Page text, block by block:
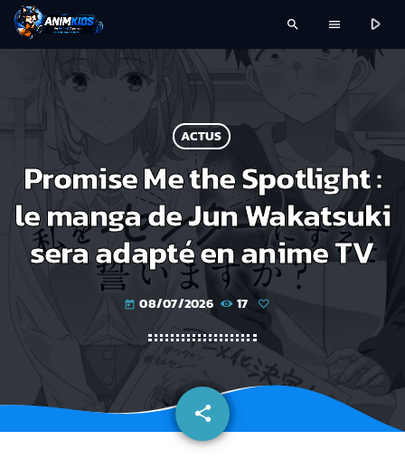
search menu play_arrow
ACTUS
Promise Me the Spotlight :
le manga de Jun Wakatsuki
sera adapté en anime TV
today 08/07/2026 17
share
email